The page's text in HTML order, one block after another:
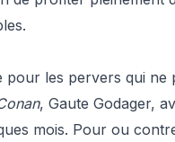
les pervers qui
, Gaute Godager,
mois. Pour ou